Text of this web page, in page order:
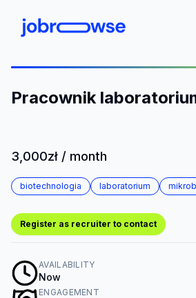
Pracownik
3,000zł / month
biotechnologia laboratorium
Register as recruiter to contact
AVAILABILITY
Now
ENGAGEMENT